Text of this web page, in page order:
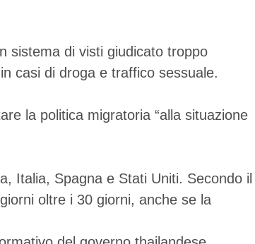
sistema di visti giudicato troppo
casi di droga e traffico sessuale.
la politica migratoria “alla situazione
Italia, Spagna e Stati Uniti. Secondo il
oltre i 30 giorni, anche se la